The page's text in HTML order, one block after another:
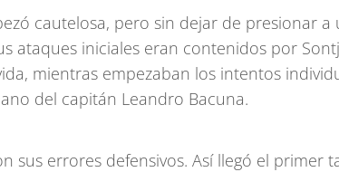
cautelosa, pero sin dejar de presionar a
ataques iniciales eran contenidos por
mientras empezaban los intentos
del capitán Leandro Bacuna.
sus errores defensivos. Así llegó el primer